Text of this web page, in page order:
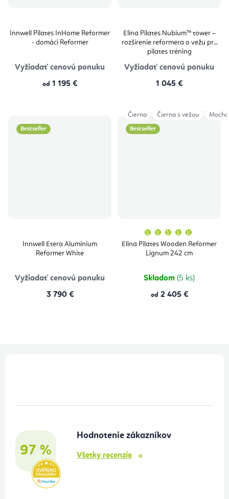
Innwell Pilates InHome Reformer
- domáci Reformer
Vyžiadať cenovú ponuku
od 1 195 €
Elina Pilates Nubium™ tower –
rozšírenie reformera o vežu pre
pilates tréning
Vyžiadať cenovú ponuku
1 045 €
Bestseller
Innwell Etera Aluminium
Reformer White
Vyžiadať cenovú ponuku
3 790 €
Bestseller
Elina Pilates Wooden Reformer
Lignum 242 cm
produktu
je
Skladom (5 ks)
od 2 405 €
Čierna Čierna s vežou Mocha
97 %
Hodnotenie zákazníkov
Všetky recenzie